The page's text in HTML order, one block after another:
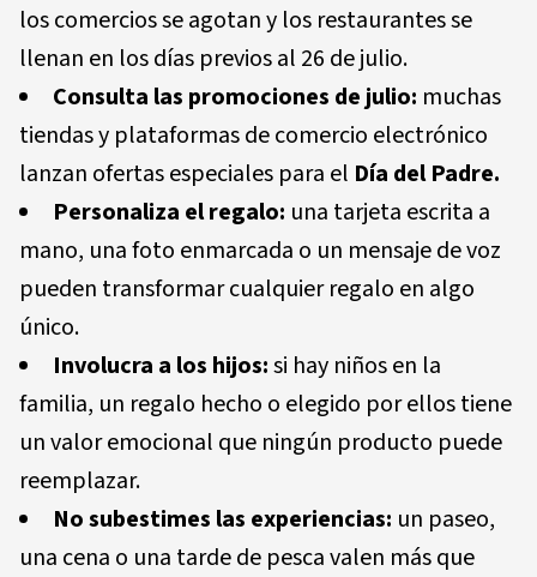
los comercios se agotan y los restaurantes se
llenan en los días previos al 26 de julio.
Consulta las promociones de julio: muchas
tiendas y plataformas de comercio electrónico
lanzan ofertas especiales para el Día del Padre.
Personaliza el regalo: una tarjeta escrita a
mano, una foto enmarcada o un mensaje de voz
pueden transformar cualquier regalo en algo
único.
Involucra a los hijos:si hay niños en la
familia, un regalo hecho o elegido por ellos tiene
un valor emocional que ningún producto puede
reemplazar.
No subestimes las experiencias: un paseo,
una cena o una tarde de pesca valen más que